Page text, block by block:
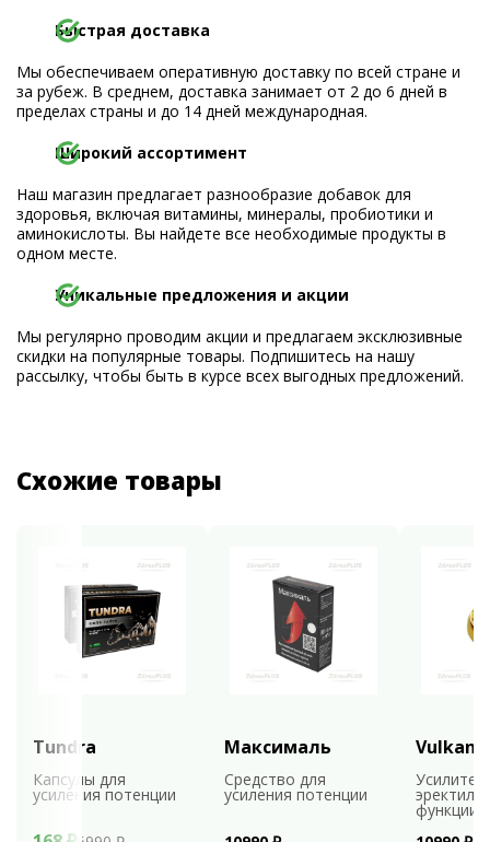
Быстрая доставка
Мы обеспечиваем оперативную доставку по всей стране и
за рубеж. В среднем, доставка занимает от 2 до 6 дней в
пределах страны и до 14 дней международная.
Широкий ассортимент
Наш магазин предлагает разнообразие добавок для
здоровья, включая витамины, минералы, пробиотики и
аминокислоты. Вы найдете все необходимые продукты в
одном месте.
Уникальные предложения и акции
Мы регулярно проводим акции и предлагаем эксклюзивные
скидки на популярные товары. Подпишитесь на нашу
рассылку, чтобы быть в курсе всех выгодных предложений.
Схожие товары
Tundra
Капсулы для
усиления потенции
Максималь
Средство для
усиления потенции
Vulkan
функции